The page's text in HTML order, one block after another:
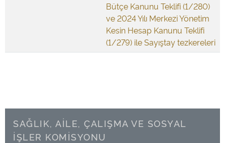
Bütçe Kanunu Teklifi (1/280)
ve 2024 Yılı Merkezi Yönetim
Kesin Hesap Kanunu Teklifi
(1/279) ile Sayıştay tezkereleri
SAĞLIK, AİLE, ÇALIŞMA VE SOSYAL
İŞLER KOMİSYONU